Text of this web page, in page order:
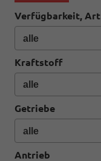
Verfügbarkeit, Art
Kraftstoff
Getriebe
Antrieb